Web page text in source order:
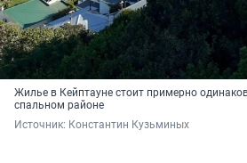
Жилье в Кейптауне стоит примерно
спальном районе
Источник: Константин Кузьминых